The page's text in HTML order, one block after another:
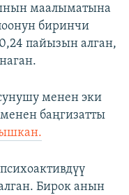
маалыматына
биринчи
пайызын алган,
менен эки
баңгизатты
Бирок анын